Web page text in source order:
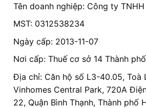
Tên doanh nghiệp: Công ty
MST: 0312538234
Ngày cấp: 2013-11-07
Nơi cấp: Thuế cơ sở 14 Thành
Địa chỉ: Căn hộ số L3-40.05, Toà
Vinhomes Central Park, 720A
22, Quận Bình Thạnh, Thành phố